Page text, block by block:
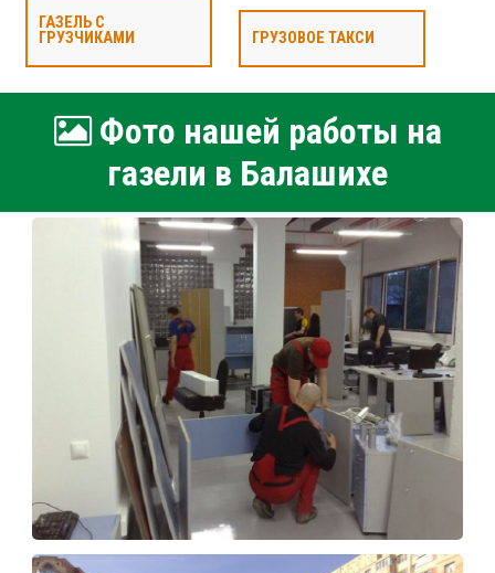
ГАЗЕЛЬ С
ГРУЗЧИКАМИ
ГРУЗОВОЕ ТАКСИ
Фото нашей работы на
газели в Балашихе